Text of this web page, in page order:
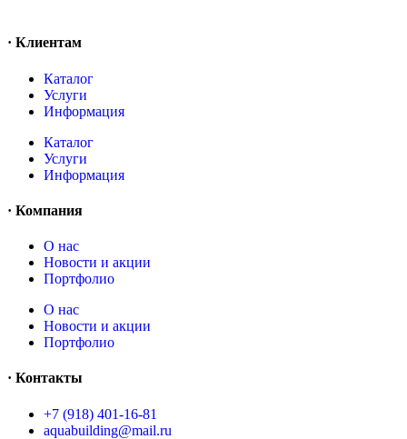
· Клиентам
Каталог
Услуги
Информация
Каталог
Услуги
Информация
· Компания
O нас
Новости и акции
Портфолио
O нас
Новости и акции
Портфолио
· Контакты
+7 (918) 401-16-81
aquabuilding@mail.ru